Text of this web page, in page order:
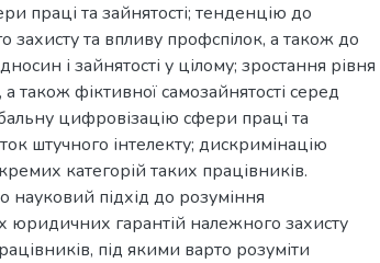
праці та зайнятості; тенденцію до
захисту та впливу профспілок, а також до
і зайнятості у цілому; зростання рівня
також фіктивної самозайнятості серед
цифровізацію сфери праці та
штучного інтелекту; дискримінацію
категорій таких працівників.
науковий підхід до розуміння
юридичних гарантій належного захисту
під якими варто розуміти